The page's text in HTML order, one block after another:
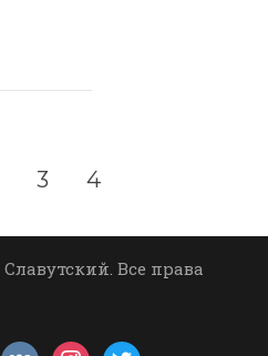
3 4
Все права